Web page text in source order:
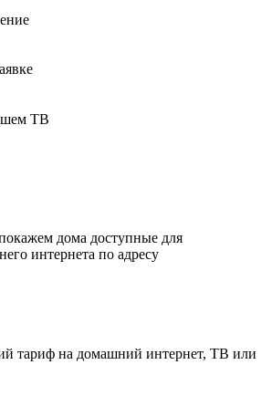
ТВ
дома доступные для
интернета по адресу
тариф на домашний интернет, ТВ или